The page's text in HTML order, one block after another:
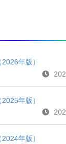
年版）
年版）
年版）